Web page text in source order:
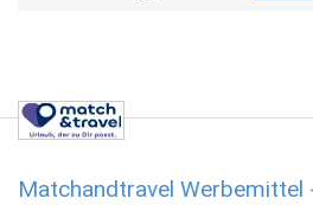
Matchandtravel Werbemittel